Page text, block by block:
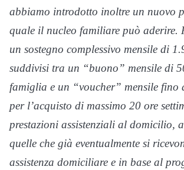
abbiamo introdotto inoltre un nuovo
quale il nucleo familiare può aderire.
un sostegno complessivo mensile di
suddivisi tra un “buono” mensile di
famiglia e un “voucher” mensile fino
per l’acquisto di massimo 20 ore
prestazioni assistenziali al domicilio,
quelle che già eventualmente si
assistenza domiciliare e in base al